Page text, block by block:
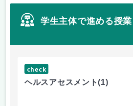
学生主体で進める授業
check
ヘルスアセスメント(1)